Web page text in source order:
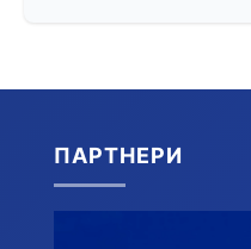
ПАРТНЕРИ